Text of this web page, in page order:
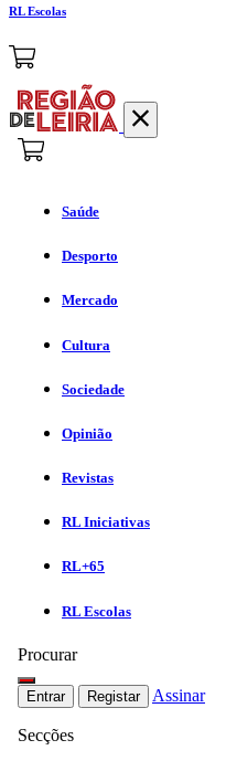
RL Escolas
Saúde
Desporto
Mercado
Cultura
Sociedade
Opinião
Revistas
RL Iniciativas
RL+65
RL Escolas
Procurar
Entrar Registar Assinar
Secções